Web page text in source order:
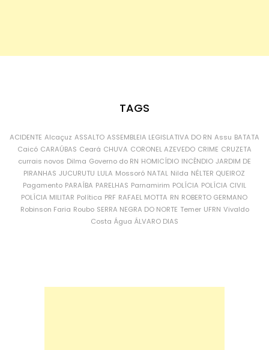
TAGS
ACIDENTE Alcaçuz ASSALTO ASSEMBLEIA LEGISLATIVA DO RN Assu BATATA
Caicó CARAÚBAS Ceará CHUVA CORONEL AZEVEDO CRIME CRUZETA
currais novos Dilma Governo do RN HOMICÍDIO INCÊNDIO JARDIM DE
PIRANHAS JUCURUTU LULA Mossoró NATAL Nilda NÉLTER QUEIROZ
Pagamento PARAÍBA PARELHAS Parnamirim POLÍCIA POLÍCIA CIVIL
POLÍCIA MILITAR Política PRF RAFAEL MOTTA RN ROBERTO GERMANO
Robinson Faria Roubo SERRA NEGRA DO NORTE Temer UFRN Vivaldo
Costa Água ÁLVARO DIAS